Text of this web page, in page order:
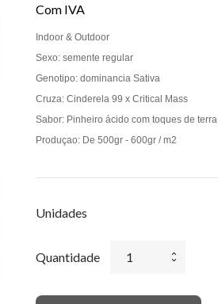
Com IVA
Indoor & Outdoor
Sexo: semente regular
Genotipo: dominancia Sativa
Cruza: Cinderela 99 x Critical Mass
Sabor: Pinheiro ácido com toques de terra
Produçao: De 500gr - 600gr / m2
Unidades
Quantidade